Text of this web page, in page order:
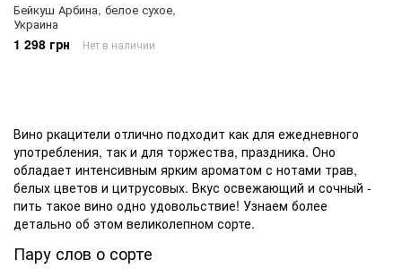
Бейкуш Арбина, белое сухое,
Украина
1 298 грн Нет в наличии
Вино ркацители отлично подходит как для ежедневного
употребления, так и для торжества, праздника. Оно
обладает интенсивным ярким ароматом с нотами трав,
белых цветов и цитрусовых. Вкус освежающий и сочный -
пить такое вино одно удовольствие! Узнаем более
детально об этом великолепном сорте.
Пару слов о сорте